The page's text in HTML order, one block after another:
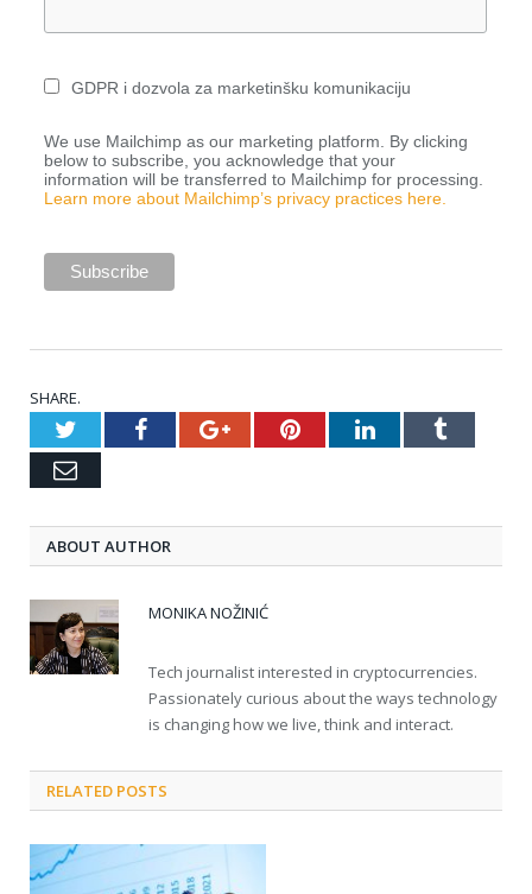
GDPR i dozvola za marketinšku komunikaciju
We use Mailchimp as our marketing platform. By clicking
below to subscribe, you acknowledge that your
information will be transferred to Mailchimp for processing.
Learn more about Mailchimp’s privacy practices here.
SHARE.
TwitterFacebookGoogle+PinterestLinkedInTumblr
Email
ABOUT AUTHOR
MONIKA NOŽINIĆ
Tech journalist interested in cryptocurrencies.
Passionately curious about the ways technology
is changing how we live, think and interact.
RELATED POSTS